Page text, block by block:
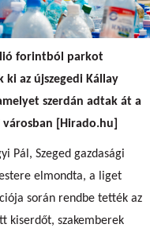
forintból parkot
az újszegedi Kállay
szerdán adtak át a
városban [Hirado.hu]
Pál, Szeged gazdasági
elmondta, a liget
során rendbe tették az
kiserdőt, szakemberek